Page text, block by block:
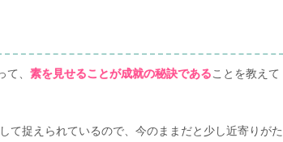
、 素を見せることが成就の秘訣であることを教えて
て捉えられているので、今のままだと少し近寄りがた